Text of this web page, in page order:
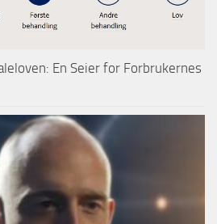
En Seier for Forbrukernes